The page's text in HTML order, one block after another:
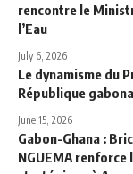
rencontre le
l’Eau
July 6, 2026
Le dynamisme du
République
June 15, 2026
Gabon-Ghana :
NGUEMA